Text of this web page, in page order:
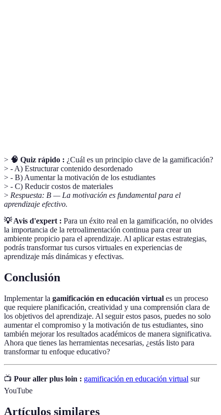
> 🧠 Quiz rápido : ¿Cuál es un principio clave de la gamificación?
> - A) Estructurar contenido desordenado
> - B) Aumentar la motivación de los estudiantes
> - C) Reducir costos de materiales
> Respuesta: B — La motivación es fundamental para el
aprendizaje efectivo.
💡 Avis d'expert : Para un éxito real en la gamificación, no olvides
la importancia de la retroalimentación continua para crear un
ambiente propicio para el aprendizaje. Al aplicar estas estrategias,
podrás transformar tus cursos virtuales en experiencias de
aprendizaje más dinámicas y efectivas.
Conclusión
Implementar la gamificación en educación virtual es un proceso
que requiere planificación, creatividad y una comprensión clara de
los objetivos del aprendizaje. Al seguir estos pasos, puedes no solo
aumentar el compromiso y la motivación de tus estudiantes, sino
también mejorar los resultados académicos de manera significativa.
Ahora que tienes las herramientas necesarias, ¿estás listo para
transformar tu enfoque educativo?
📺 Pour aller plus loin : gamificación en educación virtual sur
YouTube
Artículos similares